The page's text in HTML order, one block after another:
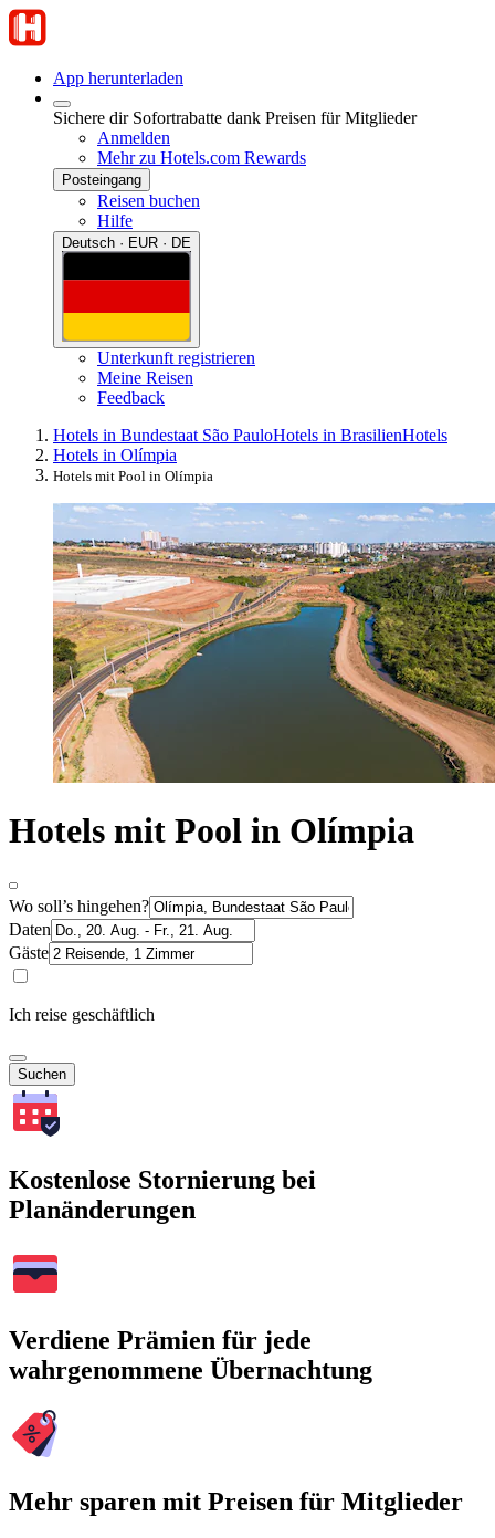
App herunterladen
Sichere dir Sofortrabatte dank Preisen für Mitglieder
Anmelden
Mehr zu Hotels.com Rewards
Posteingang
Reisen buchen
Hilfe
Deutsch · EUR · DE
Unterkunft registrieren
Meine Reisen
Feedback
Hotels in Bundestaat São PauloHotels in BrasilienHotels
Hotels in Olímpia
Hotels mit Pool in Olímpia
Hotels mit Pool in Olímpia
Wo soll’s hingehen?
Daten
Gäste
Ich reise geschäftlich
Suchen
Kostenlose Stornierung bei
Planänderungen
Verdiene Prämien für jede
wahrgenommene Übernachtung
Mehr sparen mit Preisen für Mitglieder